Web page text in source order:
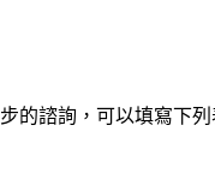
的諮詢，可以填寫下